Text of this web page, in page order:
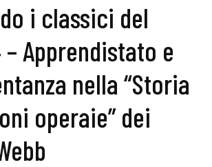
i classici del
Apprendistato e
nella “Storia
operaie” dei